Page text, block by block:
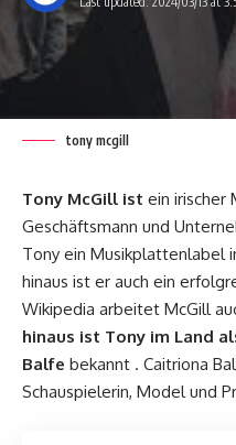
tony mcgill
Tony McGill ist ein irischer
Geschäftsmann und
Tony ein Musikplattenlabel
hinaus ist er auch ein
Wikipedia arbeitet McGill
hinaus ist Tony im Land
Balfe bekannt . Caitriona
Schauspielerin, Model und